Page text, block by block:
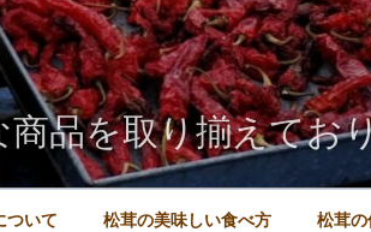
品を取り揃えてお
ついて 松茸の美味しい食べ方 松茸の